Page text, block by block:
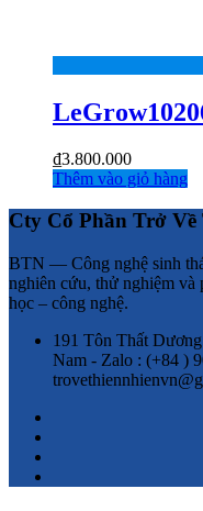
₫3.800.000
Thêm vào giỏ hàng
Cty Cổ Phần Trở Về
BTN — Công nghệ sinh
nghiên cứu, thử nghiệm và
học – công nghệ.
191 Tôn Thất
Nam - Zalo : (+84 )